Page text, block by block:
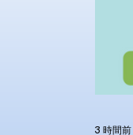
3 時間前